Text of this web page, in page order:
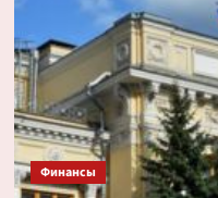
не
состоялся
уже
в
четвёртый
раз
Финансы